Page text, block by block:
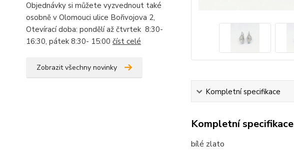
Objednávky si můžete vyzvednout také
osobně v Olomouci ulice Bořivojova 2,
Otevírací doba: pondělí až čtvrtek 8:30-
16:30, pátek 8:30- 15:00 číst celé
Zobrazit všechny novinky
Kompletní specifikace
Kompletní specifikace
bílé zlato